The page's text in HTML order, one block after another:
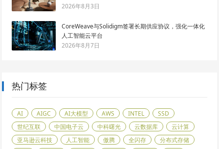
2026年8月3日
CoreWeave与Solidigm签署长期供应协议，强化一体化
人工智能云平台
2026年8月7日
热门标签
AI AIGC AI大模型 AWS INTEL
SSD
世纪互联
中国电子云 中科曙光 云数据库
云计算
亚马逊云科技
人工智能 傲腾 全闪存
分布式存储